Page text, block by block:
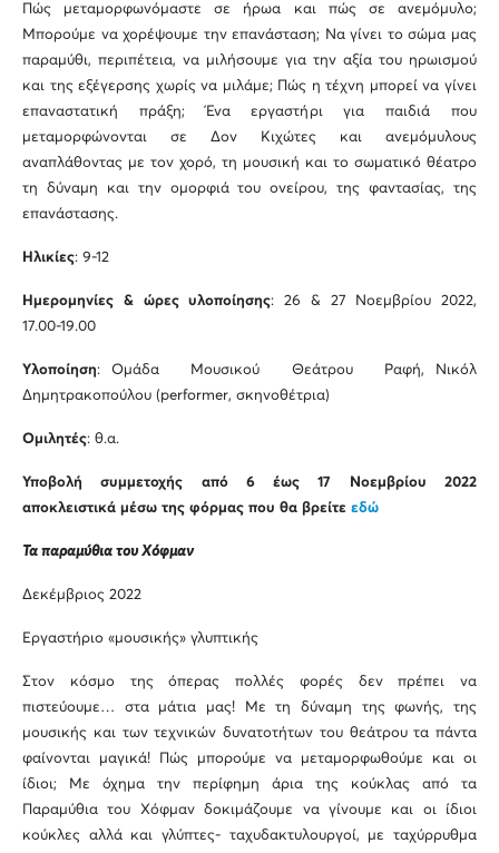
Πώς μεταμορφωνόμαστε σε ήρωα και πώς σε ανεμόμυλο;
Μπορούμε να χορέψουμε την επανάσταση; Να γίνει το σώμα μας
παραμύθι, περιπέτεια, να μιλήσουμε για την αξία του ηρωισμού
και της εξέγερσης χωρίς να μιλάμε; Πώς η τέχνη μπορεί να γίνει
επαναστατική πράξη; Ένα εργαστήρι για παιδιά που
μεταμορφώνονται σε Δον Κιχώτες και ανεμόμυλους
αναπλάθοντας με τον χορό, τη μουσική και το σωματικό θέατρο
τη δύναμη και την ομορφιά του ονείρου, της φαντασίας, της
επανάστασης.
Ηλικίες: 9-12
Ημερομηνίες & ώρες υλοποίησης: 26 & 27 Νοεμβρίου 2022,
17.00-19.00
Υλοποίηση: Ομάδα Μουσικού Θεάτρου Ραφή, Νικόλ
Δημητρακοπούλου (performer, σκηνοθέτρια)
Ομιλητές: θ.α.
Υποβολή συμμετοχής από 6 έως 17 Νοεμβρίου 2022
αποκλειστικά μέσω της φόρμας που θα βρείτε εδώ
Τα παραμύθια του Χόφμαν
Δεκέμβριος 2022
Εργαστήριο «μουσικής» γλυπτικής
Στον κόσμο της όπερας πολλές φορές δεν πρέπει να
πιστεύουμε… στα μάτια μας! Με τη δύναμη της φωνής, της
μουσικής και των τεχνικών δυνατοτήτων του θεάτρου τα πάντα
φαίνονται μαγικά! Πώς μπορούμε να μεταμορφωθούμε και οι
ίδιοι; Με όχημα την περίφημη άρια της κούκλας από τα
Παραμύθια του Χόφμαν δοκιμάζουμε να γίνουμε και οι ίδιοι
κούκλες αλλά και γλύπτες- ταχυδακτυλουργοί, με ταχύρρυθμα